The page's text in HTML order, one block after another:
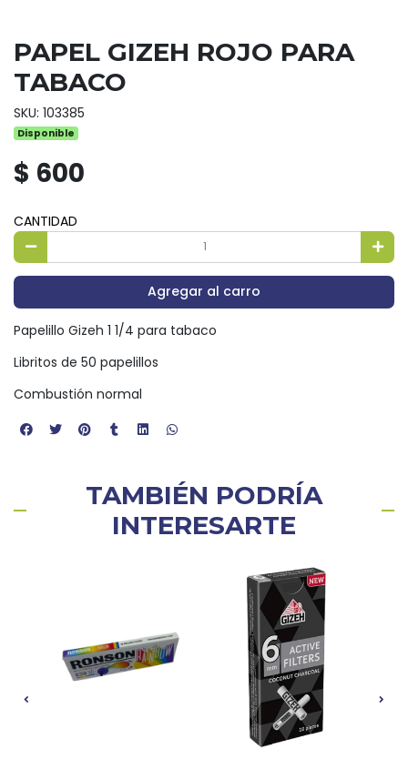
PAPEL GIZEH ROJO PARA
TABACO
SKU: 103385
Disponible
$ 600
CANTIDAD
Agregar al carro
Papelillo Gizeh 1 1/4 para tabaco
Libritos de 50 papelillos
Combustión normal
TAMBIÉN PODRÍA
INTERESARTE